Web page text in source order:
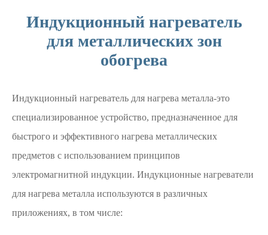
Индукционный нагреватель
для металлических зон
обогрева
Индукционный нагреватель для нагрева металла-это
специализированное устройство, предназначенное для
быстрого и эффективного нагрева металлических
предметов с использованием принципов
электромагнитной индукции. Индукционные нагреватели
для нагрева металла используются в различных
приложениях, в том числе: